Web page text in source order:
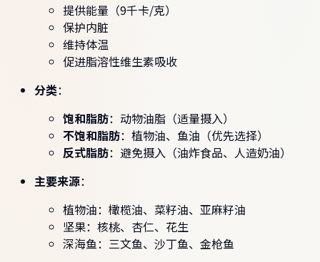
提供能量（9千卡/克）
保护内脏
维持体温
促进脂溶性维生素吸收
分类：
饱和脂肪：动物油脂（适量摄入）
不饱和脂肪：植物油、鱼油（优先选择）
反式脂肪：避免摄入（油炸食品、人造奶油）
主要来源：
植物油：橄榄油、菜籽油、亚麻籽油
坚果：核桃、杏仁、花生
深海鱼：三文鱼、沙丁鱼、金枪鱼